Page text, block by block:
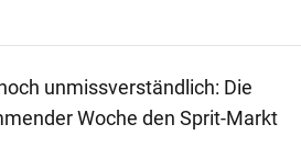
unmissverständlich: Die
Woche den Sprit-Markt